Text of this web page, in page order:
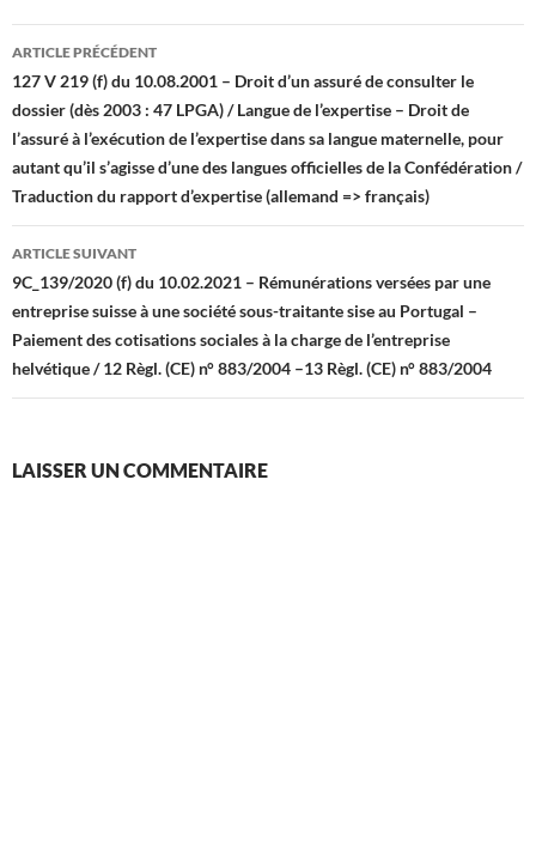
Navigation
des
articles
ARTICLE PRÉCÉDENT
127 V 219 (f) du 10.08.2001 – Droit d’un assuré de consulter le
dossier (dès 2003 : 47 LPGA) / Langue de l’expertise – Droit de
l’assuré à l’exécution de l’expertise dans sa langue maternelle, pour
autant qu’il s’agisse d’une des langues officielles de la Confédération /
Traduction du rapport d’expertise (allemand => français)
ARTICLE SUIVANT
9C_139/2020 (f) du 10.02.2021 – Rémunérations versées par une
entreprise suisse à une société sous-traitante sise au Portugal –
Paiement des cotisations sociales à la charge de l’entreprise
helvétique / 12 Règl. (CE) n° 883/2004 –13 Règl. (CE) n° 883/2004
LAISSER UN COMMENTAIRE